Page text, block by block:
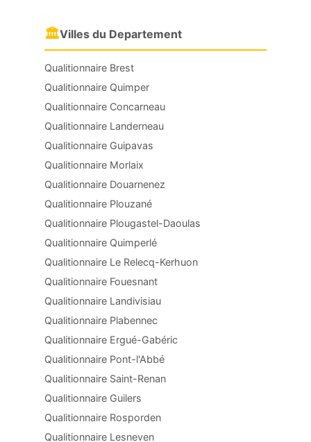
🏛Villes du Departement
Qualitionnaire Brest
Qualitionnaire Quimper
Qualitionnaire Concarneau
Qualitionnaire Landerneau
Qualitionnaire Guipavas
Qualitionnaire Morlaix
Qualitionnaire Douarnenez
Qualitionnaire Plouzané
Qualitionnaire Plougastel-Daoulas
Qualitionnaire Quimperlé
Qualitionnaire Le Relecq-Kerhuon
Qualitionnaire Fouesnant
Qualitionnaire Landivisiau
Qualitionnaire Plabennec
Qualitionnaire Ergué-Gabéric
Qualitionnaire Pont-l'Abbé
Qualitionnaire Saint-Renan
Qualitionnaire Guilers
Qualitionnaire Rosporden
Qualitionnaire Lesneven